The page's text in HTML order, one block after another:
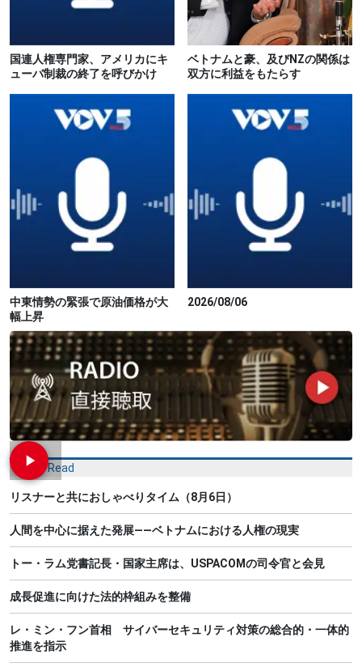
国連人権専門家、アメリカにキ
ューバ制裁の終了を呼びかけ
ベトナムと豪、及びNZの関係は
双方に利益をもたらす
中東情勢の緊張で原油価格が大
幅上昇
2026/08/06
Most Read
リスナーと共におしゃべりタイム（8月6日）
人間を中心に据えた発展――ベトナムにおける人権の現実
トー・ラム党書記長・国家主席は、USPACOMの司令官と会見
成長促進に向けた法的枠組みを整備
レ・ミン・フン首相 サイバーセキュリティ対策の総合的・一体的
推進を指示